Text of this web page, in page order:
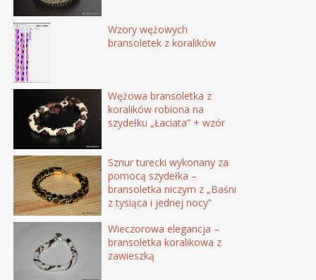
Wzory wężowych
bransoletek z koralików
Wężowa bransoletka z
koralików robiona na
szydełku „Łaciata” + wzór
Sznur turecki wykonany za
pomocą szydełka –
bransoletka niczym z „Baśni
z tysiąca i jednej nocy”
Wieczorowa elegancja –
bransoletka koralikowa z
zawieszką